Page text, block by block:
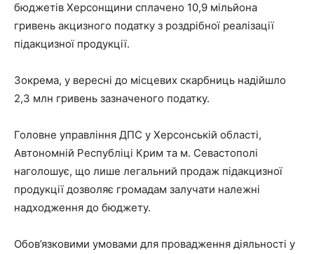
бюджетів Херсонщини сплачено 10,9 мільйона
гривень акцизного податку з роздрібної реалізації
підакцизної продукції.
Зокрема, у вересні до місцевих скарбниць надійшло
2,3 млн гривень зазначеного податку.
Головне управління ДПС у Херсонській області,
Автономній Республіці Крим та м. Севастополі
наголошує, що лише легальний продаж підакцизної
продукції дозволяє громадам залучати належні
надходження до бюджету.
Обов’язковими умовами для провадження діяльності у